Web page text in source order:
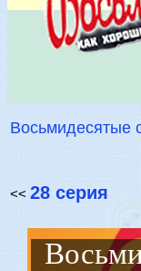
Восьмидесятые
<< 28 серия